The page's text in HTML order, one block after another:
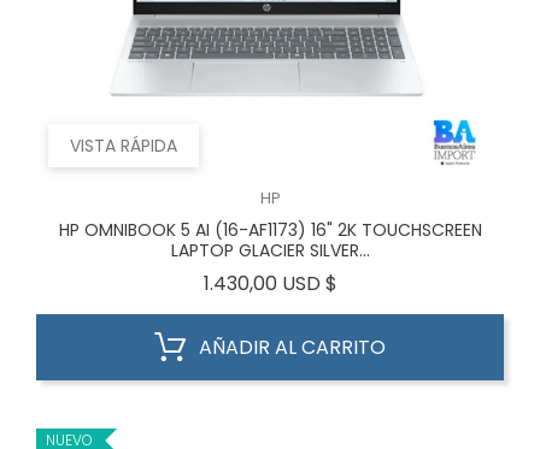
VISTA RÁPIDA
HP
HP OMNIBOOK 5 AI (16-AF1173) 16" 2K TOUCHSCREEN
LAPTOP GLACIER SILVER...
1.430,00 USD $
AÑADIR AL CARRITO
NUEVO